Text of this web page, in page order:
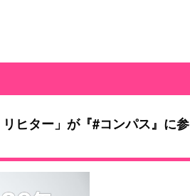
ヒター」が『#コンパス』に参